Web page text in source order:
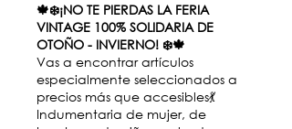
🍁❄️¡NO TE PIERDAS LA FERIA
VINTAGE 100% SOLIDARIA DE
OTOÑO - INVIERNO! ❄️🍁
Vas a encontrar artículos
especialmente seleccionados a
precios más que accesibles💃
Indumentaria de mujer, de